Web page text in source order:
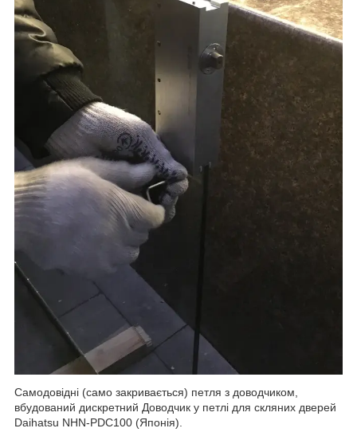
Самодовідні (само закривається) петля з доводчиком,
вбудований дискретний Доводчик у петлі для скляних дверей
Daihatsu NHN-PDC100 (Японія).